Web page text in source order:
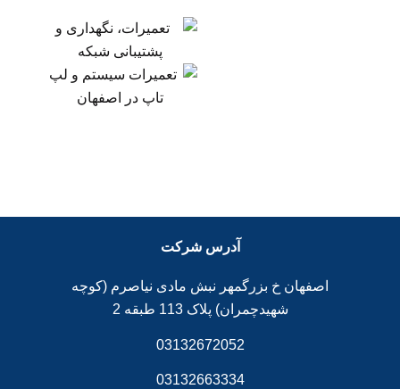
آدرس شرکت
اصفهان خ بزرگمهر نبش مادی نیاصرم (کوچه
شهیدچمران) پلاک 113 طبقه 2
03132672052
03132663334